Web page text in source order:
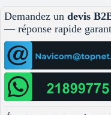
Demandez un devis
— réponse rapide